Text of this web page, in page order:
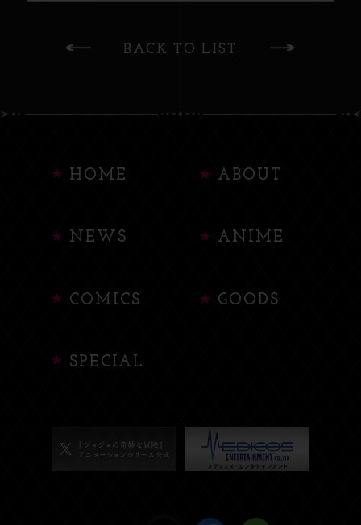
BACK TO LIST
HOME ABOUT
NEWS ANIME
COMICS GOODS
SPECIAL